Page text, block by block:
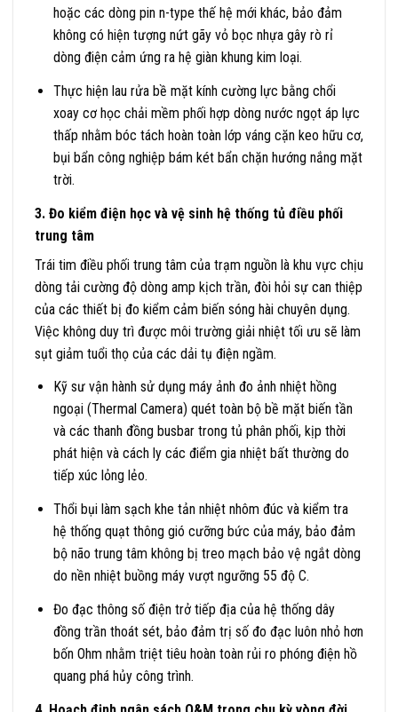
hoặc các dòng pin n-type thế hệ mới khác, bảo đảm
không có hiện tượng nứt gãy vỏ bọc nhựa gây rò rỉ
dòng điện cảm ứng ra hệ giàn khung kim loại.
Thực hiện lau rửa bề mặt kính cường lực bằng chổi
xoay cơ học chải mềm phối hợp dòng nước ngọt áp lực
thấp nhằm bóc tách hoàn toàn lớp váng cặn keo hữu cơ,
bụi bẩn công nghiệp bám két bẩn chặn hướng nắng mặt
trời.
3. Đo kiểm điện học và vệ sinh hệ thống tủ điều phối
trung tâm
Trái tim điều phối trung tâm của trạm nguồn là khu vực chịu
dòng tải cường độ dòng amp kịch trần, đòi hỏi sự can thiệp
của các thiết bị đo kiểm cảm biến sóng hài chuyên dụng.
Việc không duy trì được môi trường giải nhiệt tối ưu sẽ làm
sụt giảm tuổi thọ của các dải tụ điện ngầm.
Kỹ sư vận hành sử dụng máy ảnh đo ảnh nhiệt hồng
ngoại (Thermal Camera) quét toàn bộ bề mặt biến tần
và các thanh đồng busbar trong tủ phân phối, kịp thời
phát hiện và cách ly các điểm gia nhiệt bất thường do
tiếp xúc lỏng lẻo.
Thổi bụi làm sạch khe tản nhiệt nhôm đúc và kiểm tra
hệ thống quạt thông gió cưỡng bức của máy, bảo đảm
bộ não trung tâm không bị treo mạch bảo vệ ngắt dòng
do nền nhiệt buồng máy vượt ngưỡng 55 độ C.
Đo đạc thông số điện trở tiếp địa của hệ thống dây
đồng trần thoát sét, bảo đảm trị số đo đạc luôn nhỏ hơn
bốn Ohm nhằm triệt tiêu hoàn toàn rủi ro phóng điện hồ
quang phá hủy công trình.